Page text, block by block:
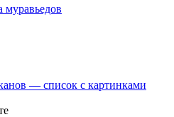
— список с картинками